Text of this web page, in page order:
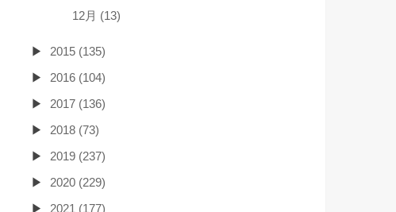
12月 (13)
2015 (135)
2016 (104)
2017 (136)
2018 (73)
2019 (237)
2020 (229)
2021 (177)